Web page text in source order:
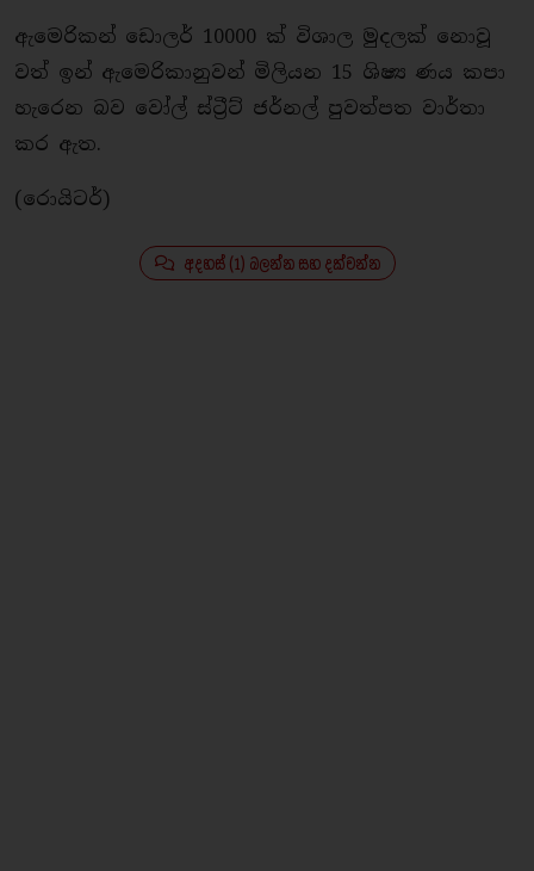
ඇමෙරිකන් ඩොලර් 10000 ක් විශාල මුදලක් නොවූ
වත් ඉන් ඇමෙරිකානුවන් මිලියන 15 ශිෂ්‍ය ණය කපා
හැරෙන බව වෝල් ස්ට්‍රීට් ජර්නල් පුවත්පත වාර්තා
කර ඇත.
(රොයිටර්)
අදහස් (1) බලන්න සහ දක්වන්න